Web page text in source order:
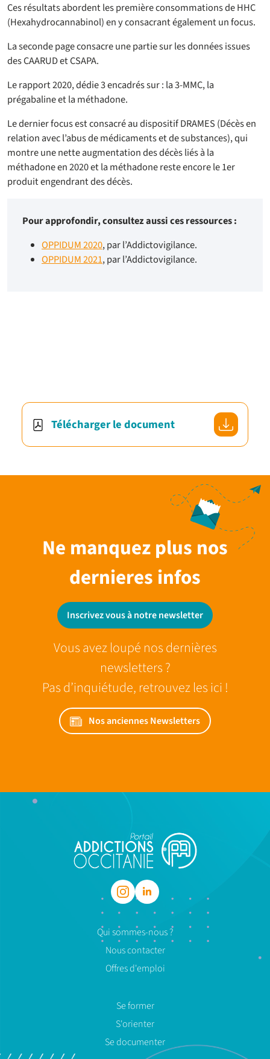
Ces résultats abordent les première consommations de HHC
(Hexahydrocannabinol) en y consacrant également un focus.
La seconde page consacre une partie sur les données issues
des CAARUD et CSAPA.
Le rapport 2020, dédie 3 encadrés sur : la 3-MMC, la
prégabaline et la méthadone.
Le dernier focus est consacré au dispositif DRAMES (Décès en
relation avec l’abus de médicaments et de substances), qui
montre une nette augmentation des décès liés à la
méthadone en 2020 et la méthadone reste encore le 1er
produit engendrant des décès.
Pour approfondir, consultez aussi ces ressources :
OPPIDUM 2020, par l’Addictovigilance.
OPPIDUM 2021, par l’Addictovigilance.
Télécharger le document
Ne manquez plus nos
dernieres infos
Inscrivez vous à notre newsletter
Vous avez loupé nos dernières
newsletters ?
Pas d’inquiétude, retrouvez les ici !
Nos anciennes Newsletters
Qui sommes-nous ?
Nous contacter
Offres d'emploi
Se former
S'orienter
Se documenter